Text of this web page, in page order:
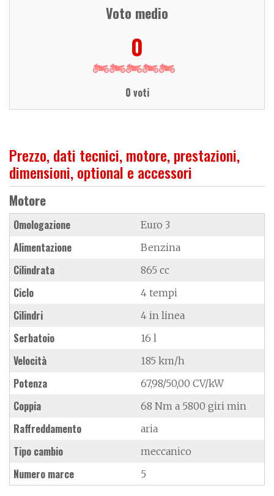
Voto medio
0
0 voti
Prezzo, dati tecnici, motore, prestazioni,
dimensioni, optional e accessori
Motore
Omologazione Euro 3
Alimentazione Benzina
Cilindrata 865 cc
Ciclo 4 tempi
Cilindri 4 in linea
Serbatoio 16 l
Velocità 185 km/h
Potenza 67,98/50,00 CV/kW
Coppia 68 Nm a 5800 giri min
Raffreddamento aria
Tipo cambio meccanico
Numero marce 5